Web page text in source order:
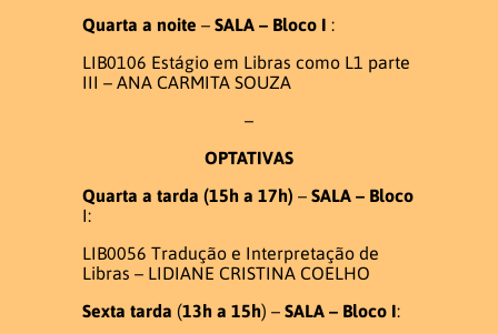
Quarta a noite – SALA – Bloco I :
LIB0106 Estágio em Libras como L1 parte
III – ANA CARMITA SOUZA
–
OPTATIVAS
Quarta a tarda (15h a 17h) – SALA – Bloco
I:
LIB0056 Tradução e Interpretação de
Libras – LIDIANE CRISTINA COELHO
Sexta tarda (13h a 15h) – SALA – Bloco I: